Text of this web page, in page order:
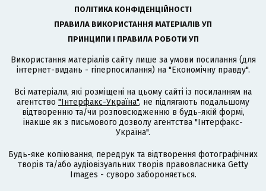
ПОЛІТИКА КОНФІДЕНЦІЙНОСТІ
ПРАВИЛА ВИКОРИСТАННЯ МАТЕРІАЛІВ УП
ПРИНЦИПИ І ПРАВИЛА РОБОТИ УП
Використання матеріалів сайту лише за умови посилання (для
інтернет-видань - гіперпосилання) на "Економічну правду".
Всі матеріали, які розміщені на цьому сайті із посиланням на
агентство "Інтерфакс-Україна", не підлягають подальшому
відтворенню та/чи розповсюдженню в будь-якій формі,
інакше як з письмового дозволу агентства "Інтерфакс-
Україна".
Будь-яке копіювання, передрук та відтворення фотографічних
творів та/або аудіовізуальних творів правовласника Getty
Images - суворо забороняється.